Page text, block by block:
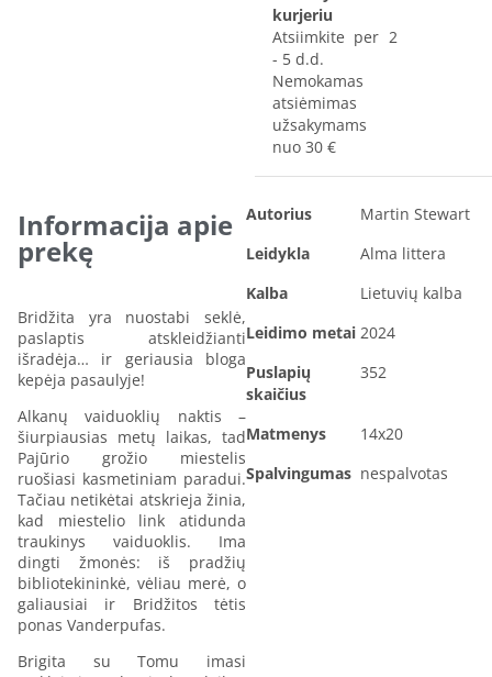
kurjeriu
Atsiimkite per 2
- 5 d.d.
Nemokamas
atsiėmimas
užsakymams
nuo 30 €
Informacija apie
prekę
Bridžita yra nuostabi seklė,
paslaptis atskleidžianti
išradėja… ir geriausia bloga
kepėja pasaulyje!
Alkanų vaiduoklių naktis –
šiurpiausias metų laikas, tad
Pajūrio grožio miestelis
ruošiasi kasmetiniam paradui.
Tačiau netikėtai atskrieja žinia,
kad miestelio link atidunda
traukinys vaiduoklis. Ima
dingti žmonės: iš pradžių
bibliotekininkė, vėliau merė, o
galiausiai ir Bridžitos tėtis
ponas Vanderpufas.
Brigita su Tomu imasi
Autorius
Martin Stewart
Leidykla
Alma littera
Kalba
Lietuvių kalba
Leidimo metai 2024
Puslapių
skaičius
352
Matmenys
14x20
Spalvingumas nespalvotas